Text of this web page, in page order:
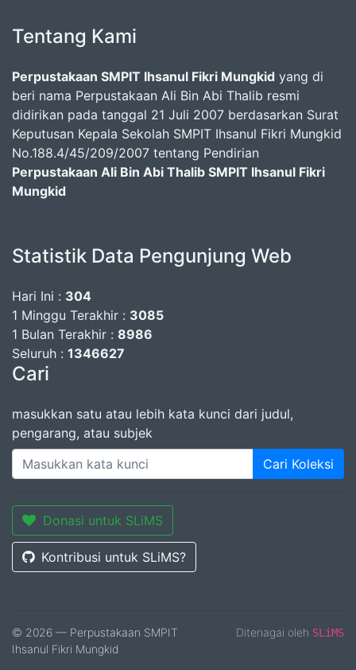
Tentang Kami
Perpustakaan SMPIT Ihsanul Fikri Mungkid yang di
beri nama Perpustakaan Ali Bin Abi Thalib resmi
didirikan pada tanggal 21 Juli 2007 berdasarkan Surat
Keputusan Kepala Sekolah SMPIT Ihsanul Fikri Mungkid
No.188.4/45/209/2007 tentang Pendirian
Perpustakaan Ali Bin Abi Thalib SMPIT Ihsanul Fikri
Mungkid
Statistik Data Pengunjung Web
Hari Ini : 304
1 Minggu Terakhir : 3085
1 Bulan Terakhir : 8986
Seluruh : 1346627
Cari
masukkan satu atau lebih kata kunci dari judul,
pengarang, atau subjek
Cari Koleksi
Donasi untuk SLiMS
Kontribusi untuk SLiMS?
© 2026 — Perpustakaan SMPIT
Ihsanul Fikri Mungkid
Ditenagai oleh SLiMS